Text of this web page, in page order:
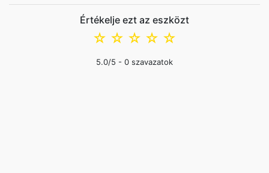
Értékelje ezt az eszközt
☆
☆
☆
☆
☆
5.0/5 - 0 szavazatok